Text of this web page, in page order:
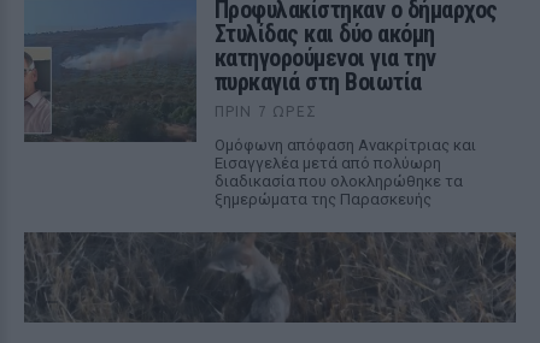
Προφυλακίστηκαν ο δήμαρχος
Στυλίδας και δύο ακόμη
κατηγορούμενοι για την
πυρκαγιά στη Βοιωτία
ΠΡΙΝ 7 ΏΡΕΣ
Ομόφωνη απόφαση Ανακρίτριας και
Εισαγγελέα μετά από πολύωρη
διαδικασία που ολοκληρώθηκε τα
ξημερώματα της Παρασκευής